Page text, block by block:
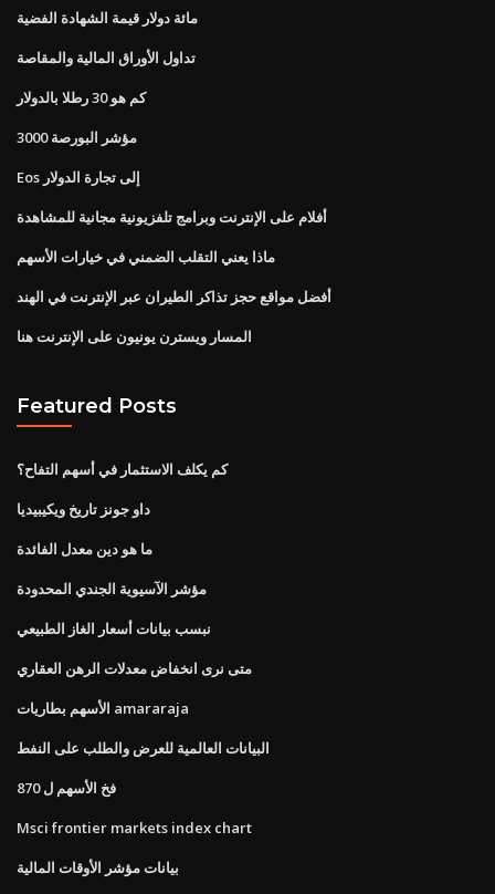
مائة دولار قيمة الشهادة الفضية
تداول الأوراق المالية والمقاصة
كم هو 30 رطلا بالدولار
مؤشر البورصة 3000
Eos إلى تجارة الدولار
أفلام على الإنترنت وبرامج تلفزيونية مجانية للمشاهدة
ماذا يعني التقلب الضمني في خيارات الأسهم
أفضل مواقع حجز تذاكر الطيران عبر الإنترنت في الهند
المسار ويسترن يونيون على الإنترنت هنا
Featured Posts
كم يكلف الاستثمار في أسهم التفاح؟
داو جونز تاريخ ويكيبيديا
ما هو دين معدل الفائدة
مؤشر الآسيوية الجندي المحدودة
نبسب بيانات أسعار الغاز الطبيعي
متى نرى انخفاض معدلات الرهن العقاري
الأسهم بطاريات amararaja
البيانات العالمية للعرض والطلب على النفط
فخ الأسهم ل 870
Msci frontier markets index chart
بيانات مؤشر الأوقات المالية